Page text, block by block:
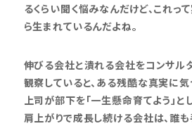
るくらい聞く悩みなんだけど、これっ
ら生まれているんだよね。
伸びる会社と潰れる会社をコンサル
観察していると、ある残酷な真実に気
上司が部下を「一生懸命育てよう」と
肩上がりで成長し続ける会社は、誰